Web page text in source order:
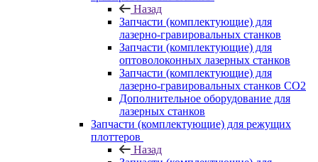
Назад
Запчасти (комплектующие) для
лазерно-гравировальных станков
Запчасти (комплектующие) для
оптоволоконных лазерных станков
Запчасти (комплектующие) для
лазерно-гравировальных станков CO2
Дополнительное оборудование для
лазерных станков
Запчасти (комплектующие) для режущих
плоттеров
Назад